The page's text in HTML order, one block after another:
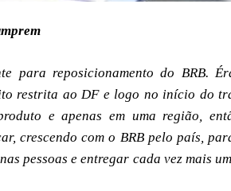
para reposicionamento do BRB.
restrita ao DF e logo no início do
e apenas em uma região,
crescendo com o BRB pelo país,
pessoas e entregar cada vez mais